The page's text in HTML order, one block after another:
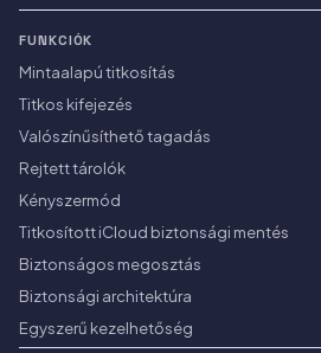
FUNKCIÓK
Mintaalapú titkosítás
Titkos kifejezés
Valószínűsíthető tagadás
Rejtett tárolók
Kényszermód
Titkosított iCloud biztonsági mentés
Biztonságos megosztás
Biztonsági architektúra
Egyszerű kezelhetőség